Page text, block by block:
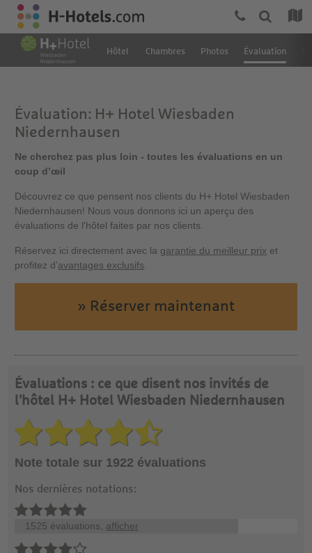
Hôtel Chambres Photos Évaluation
Évaluation: H+ Hotel Wiesbaden
Niedernhausen
Ne cherchez pas plus loin - toutes les évaluations en un
coup d’œil
Découvrez ce que pensent nos clients du H+ Hotel Wiesbaden
Niedernhausen! Nous vous donnons ici un aperçu des
évaluations de l'hôtel faites par nos clients.
Réservez ici directement avec la garantie du meilleur prix et
profitez d’avantages exclusifs
» Réserver maintenant
Évaluations : ce que disent nos invités de
l'hôtel H+ Hotel Wiesbaden Niedernhausen
Note totale sur 1922 évaluations
Nos dernières notations:
1525 évaluations, afficher